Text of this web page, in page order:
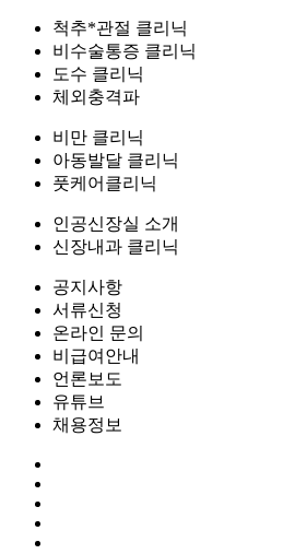
척추*관절 클리닉
비수술통증 클리닉
도수 클리닉
체외충격파
비만 클리닉
아동발달 클리닉
풋케어클리닉
인공신장실 소개
신장내과 클리닉
공지사항
서류신청
온라인 문의
비급여안내
언론보도
유튜브
채용정보